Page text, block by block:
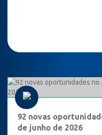
92 novas
de junho de 2026